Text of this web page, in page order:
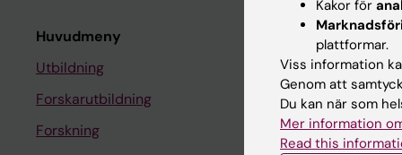
Huvudmeny
Utbildning
Forskarutbildning
Forskning
Student
Ladok
Canvas
Schema
Kakor för
plattformar.
Viss information
Genom att
Du kan när som
Mer information
Read this